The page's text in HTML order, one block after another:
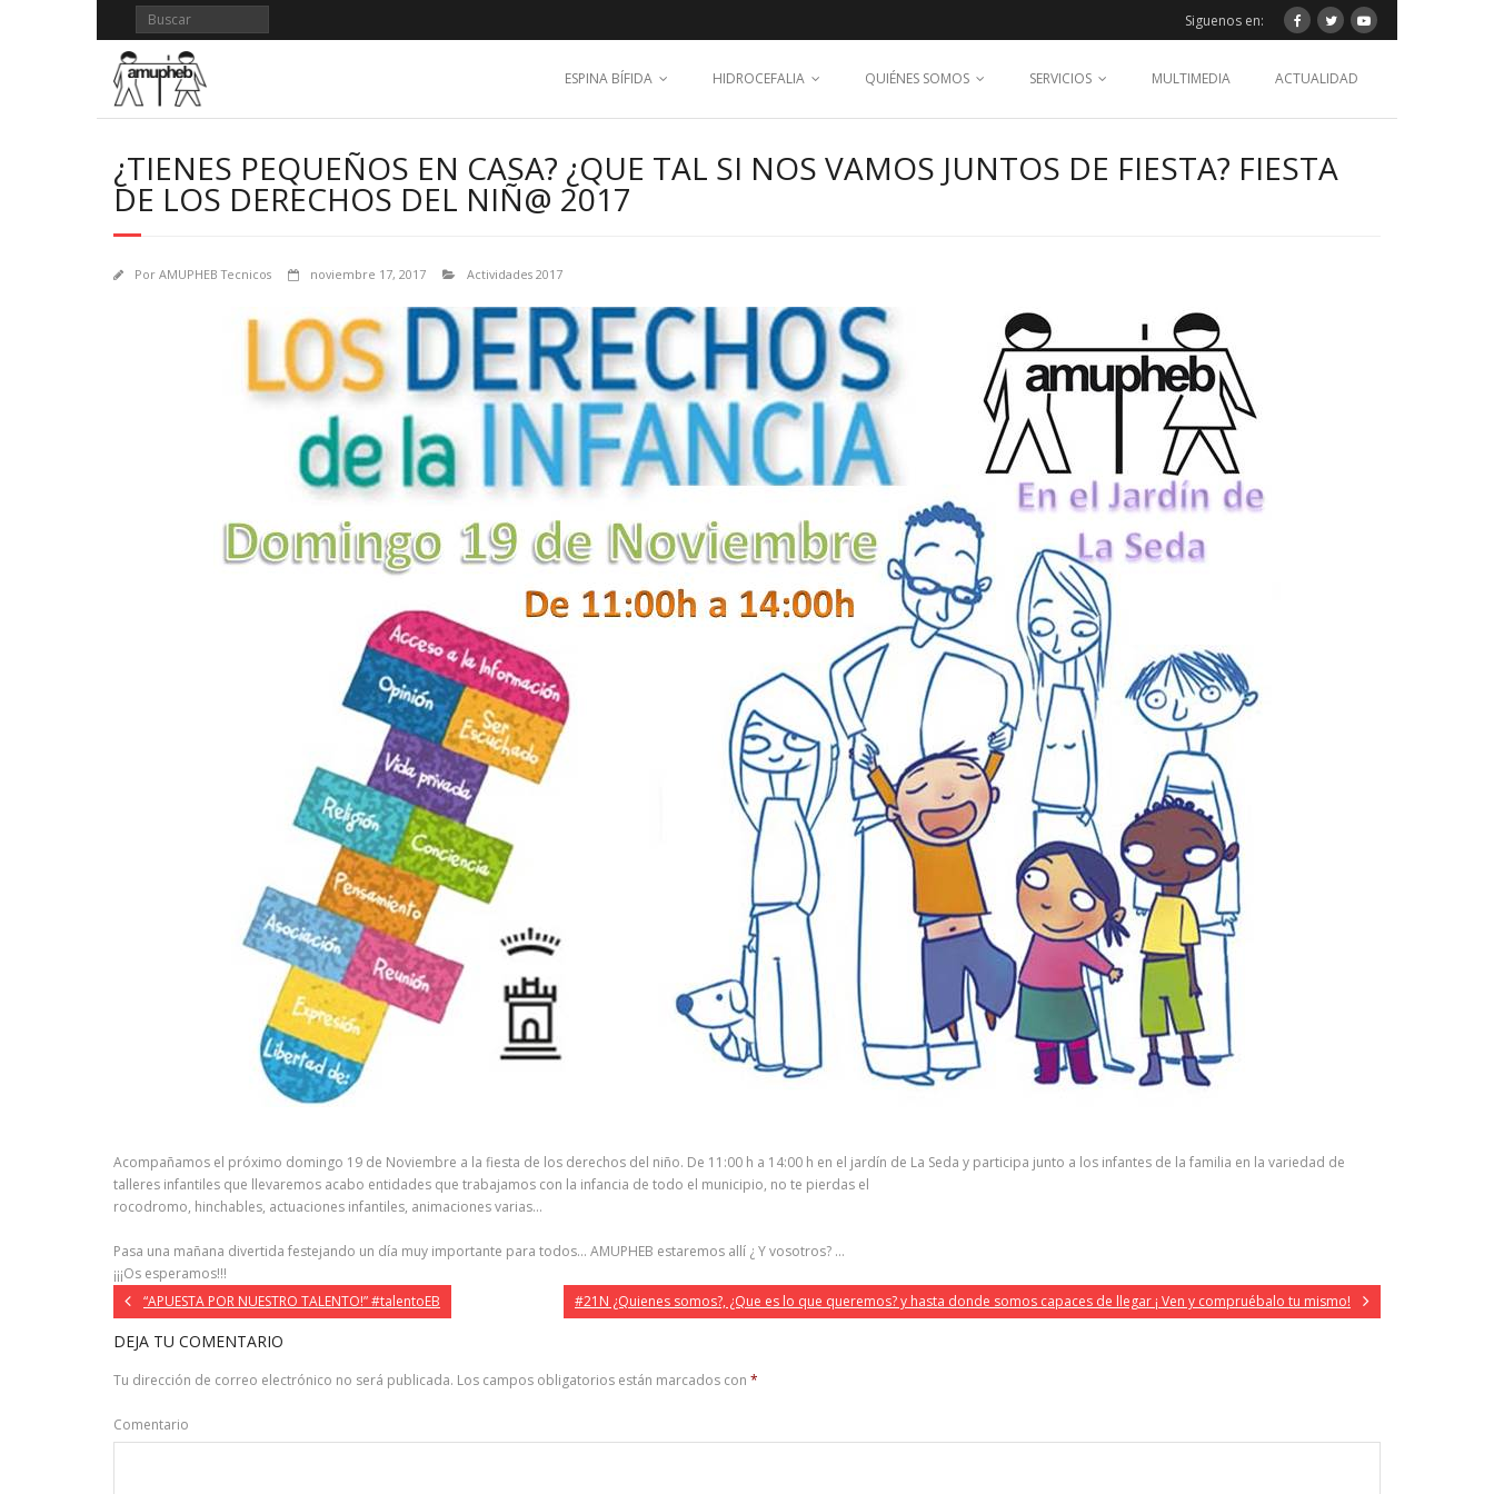
contenido
Siguenos en:
ESPINA BÍFIDA HIDROCEFALIA QUIÉNES SOMOS SERVICIOS MULTIMEDIA ACTUALIDAD
¿TIENES PEQUEÑOS EN CASA? ¿QUE TAL SI NOS VAMOS JUNTOS DE FIESTA? FIESTA
DE LOS DERECHOS DEL NIÑ@ 2017
Por AMUPHEB Tecnicos noviembre 17, 2017 Actividades 2017
Acompañamos el próximo domingo 19 de Noviembre a la fiesta de los derechos del niño. De 11:00 h a 14:00 h en el jardín de La Seda y participa junto a los infantes de la familia en la variedad de
talleres infantiles que llevaremos acabo entidades que trabajamos con la infancia de todo el municipio, no te pierdas el
rocodromo, hinchables, actuaciones infantiles, animaciones varias…
Pasa una mañana divertida festejando un día muy importante para todos… AMUPHEB estaremos allí ¿ Y vosotros? …
¡¡¡Os esperamos!!!
“APUESTA POR NUESTRO TALENTO!” #talentoEB
#21N ¿Quienes somos?, ¿Que es lo que queremos? y hasta donde somos capaces de llegar ¡ Ven y compruébalo tu mismo!
DEJA TU COMENTARIO
Tu dirección de correo electrónico no será publicada. Los campos obligatorios están marcados con *
Comentario